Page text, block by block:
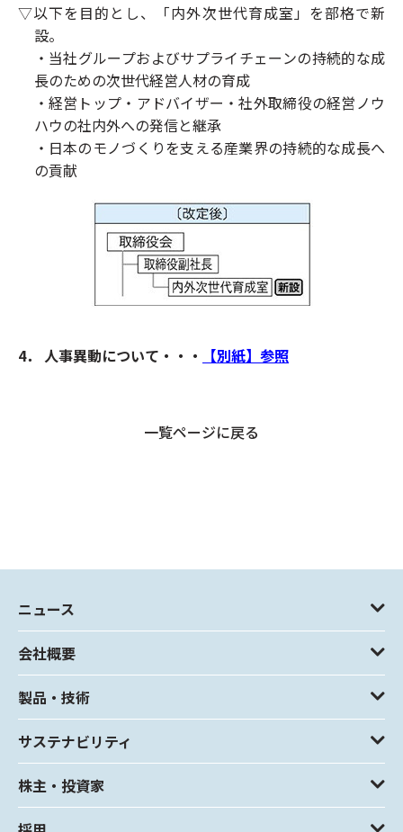
▽以下を目的とし、「内外次世代育成室」を部格で新
設。
・当社グループおよびサプライチェーンの持続的な成
長のための次世代経営人材の育成
・経営トップ・アドバイザー・社外取締役の経営ノウ
ハウの社内外への発信と継承
・日本のモノづくりを支える産業界の持続的な成長へ
の貢献
4． 人事異動について・・・ 【別紙】参照
一覧ページに戻る
ニュース
会社概要
製品・技術
サステナビリティ
株主・投資家